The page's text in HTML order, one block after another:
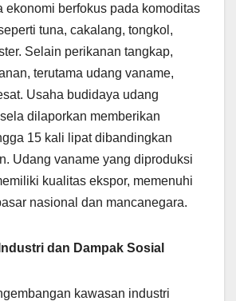
ekonomi berfokus pada komoditas
tuna, cakalang, tongkol,
Selain perikanan tangkap,
terutama udang vaname,
Usaha budidaya udang
dilaporkan memberikan
15 kali lipat dibandingkan
Udang vaname yang diproduksi
kualitas ekspor, memenuhi
nasional dan mancanegara.
dan Dampak Sosial
kawasan industri